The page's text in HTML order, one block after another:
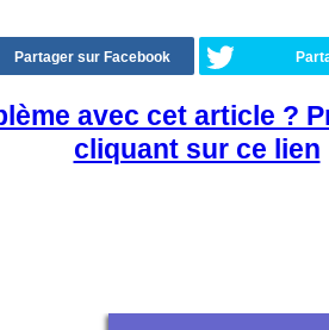
Partager sur Facebook
avec cet article ?
cliquant sur ce lien